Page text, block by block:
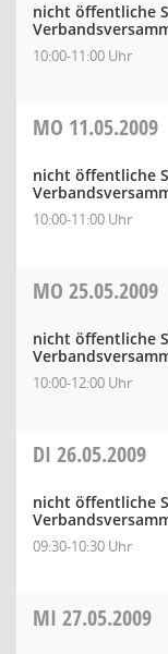
nicht öffentliche
10:00-11:00 Uhr
MO 11.05.2009
nicht öffentliche
10:00-11:00 Uhr
MO 25.05.2009
nicht öffentliche
10:00-12:00 Uhr
DI 26.05.2009
nicht öffentliche
09:30-10:30 Uhr
MI 27.05.2009